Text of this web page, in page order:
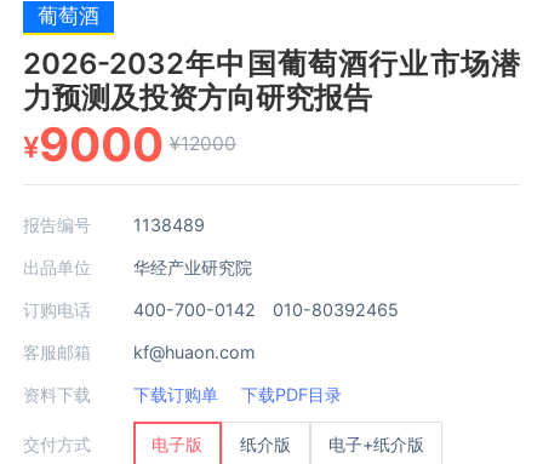
葡萄酒
2026-2032年中国葡萄酒行业市场潜
力预测及投资方向研究报告
¥9000 ¥12000
报告编号 1138489
出品单位 华经产业研究院
订购电话 400-700-0142 010-80392465
客服邮箱 kf@huaon.com
资料下载 下载订购单 下载PDF目录
交付方式 电子版 纸介版 电子+纸介版